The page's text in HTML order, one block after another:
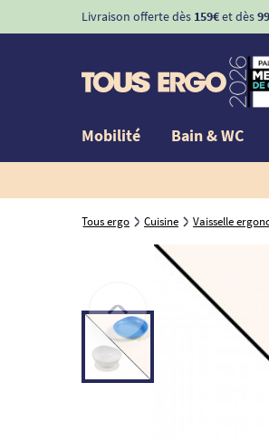
Livraison offerte dès 159€et dès
Mobilité Bain & WC
Tous ergo Cuisine Vaisselle